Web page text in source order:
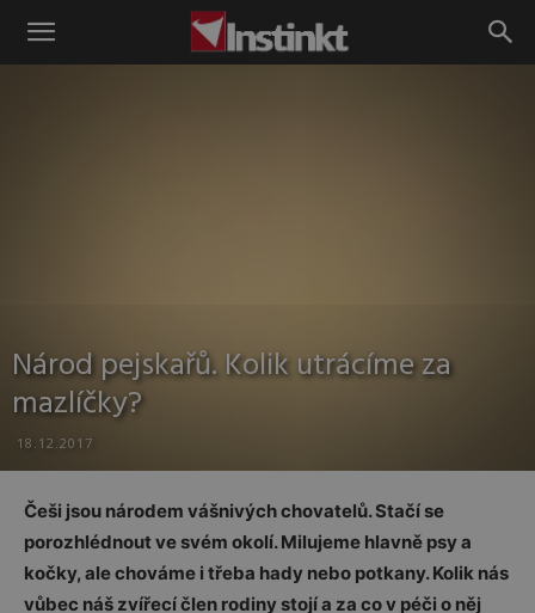
Instinkt
Národ pejskařů. Kolik utrácíme za
mazlíčky?
18.12.2017
Češi jsou národem vášnivých chovatelů. Stačí se
porozhlédnout ve svém okolí. Milujeme hlavně psy a
kočky, ale chováme i třeba hady nebo potkany. Kolik nás
vůbec náš zvířecí člen rodiny stojí a za co v péči o něj